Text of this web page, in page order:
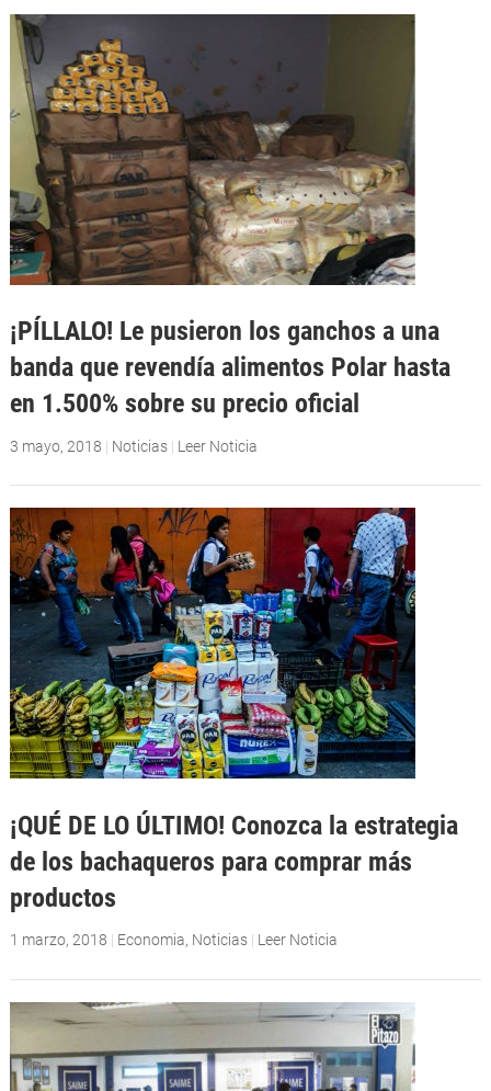
¡PÍLLALO! Le pusieron los ganchos a una
banda que revendía alimentos Polar hasta
en 1.500% sobre su precio oficial
3 mayo, 2018 | Noticias | Leer Noticia
¡QUÉ DE LO ÚLTIMO! Conozca la estrategia
de los bachaqueros para comprar más
productos
1 marzo, 2018 | Economia, Noticias | Leer Noticia